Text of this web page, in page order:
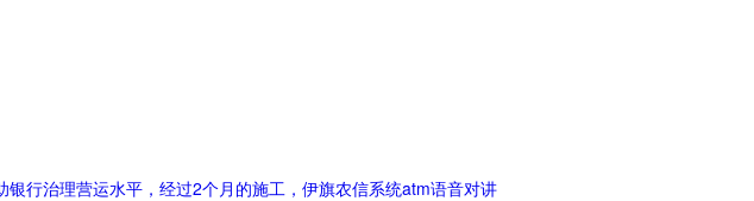
行治理营运水平，经过2个月的施工，伊旗农信系统atm语音对讲